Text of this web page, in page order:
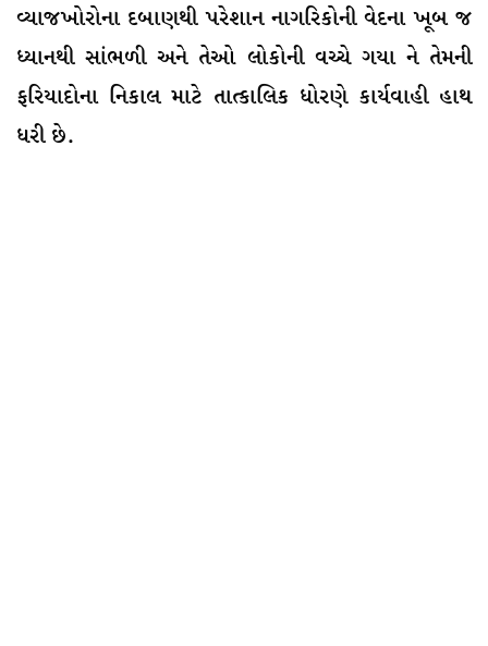
વ્યાજખોરોના દબાણથી પરેશાન નાગરિકોની વેદના ખૂબ જ
ધ્યાનથી સાંભળી અને તેઓ લોકોની વચ્ચે ગયા ને તેમની
ફરિયાદોના નિકાલ માટે તાત્કાલિક ધોરણે કાર્યવાહી હાથ
ધરી છે.